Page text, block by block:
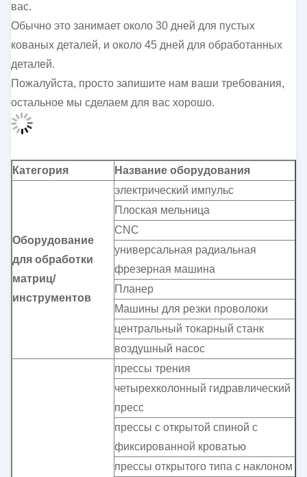
вас.
Обычно это занимает около 30 дней для пустых
кованых деталей, и около 45 дней для обработанных
деталей.
Пожалуйста, просто запишите нам ваши требования,
остальное мы сделаем для вас хорошо.
Категория Название оборудования
Оборудование
для обработки
матриц/
инструментов
электрический импульс
Плоская мельница
CNC
универсальная радиальная
фрезерная машина
Планер
Машины для резки проволоки
центральный токарный станк
воздушный насос
прессы трения
четырехколонный гидравлический
пресс
прессы с открытой спиной с
фиксированной кроватью
прессы открытого типа с наклоном